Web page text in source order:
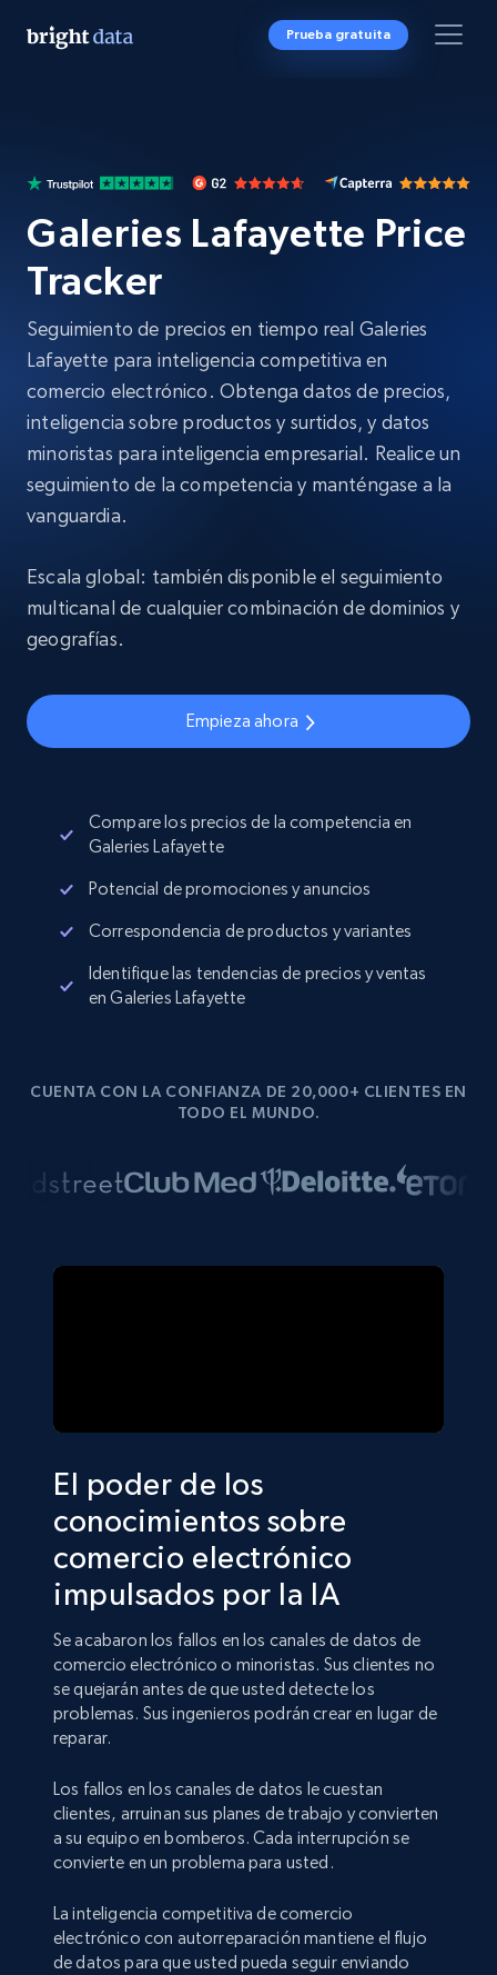
Prueba gratuita
Galeries Lafayette Price
Tracker
Seguimiento de precios en tiempo real Galeries
Lafayette para inteligencia competitiva en
comercio electrónico. Obtenga datos de precios,
inteligencia sobre productos y surtidos, y datos
minoristas para inteligencia empresarial. Realice un
seguimiento de la competencia y manténgase a la
vanguardia.
Escala global: también disponible el seguimiento
multicanal de cualquier combinación de dominios y
geografías.
Empieza ahora
Compare los precios de la competencia en
Galeries Lafayette
Potencial de promociones y anuncios
Correspondencia de productos y variantes
Identifique las tendencias de precios y ventas
en Galeries Lafayette
CUENTA CON LA CONFIANZA DE 20,000+ CLIENTES EN
TODO EL MUNDO.
El poder de los
conocimientos sobre
comercio electrónico
impulsados por la IA
Se acabaron los fallos en los canales de datos de
comercio electrónico o minoristas. Sus clientes no
se quejarán antes de que usted detecte los
problemas. Sus ingenieros podrán crear en lugar de
reparar.
Los fallos en los canales de datos le cuestan
clientes, arruinan sus planes de trabajo y convierten
a su equipo en bomberos. Cada interrupción se
convierte en un problema para usted.
La inteligencia competitiva de comercio
electrónico con autorreparación mantiene el flujo
de datos para que usted pueda seguir enviando